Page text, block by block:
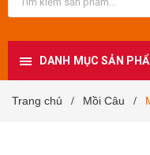
DANH MỤC SẢN
Trang chủ / Mồi Câu /